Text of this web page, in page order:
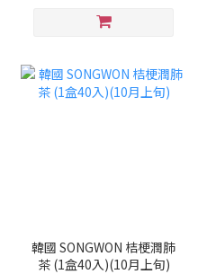
韓國 SONGWON 桔梗潤肺
茶 (1盒40入)(10月上旬)